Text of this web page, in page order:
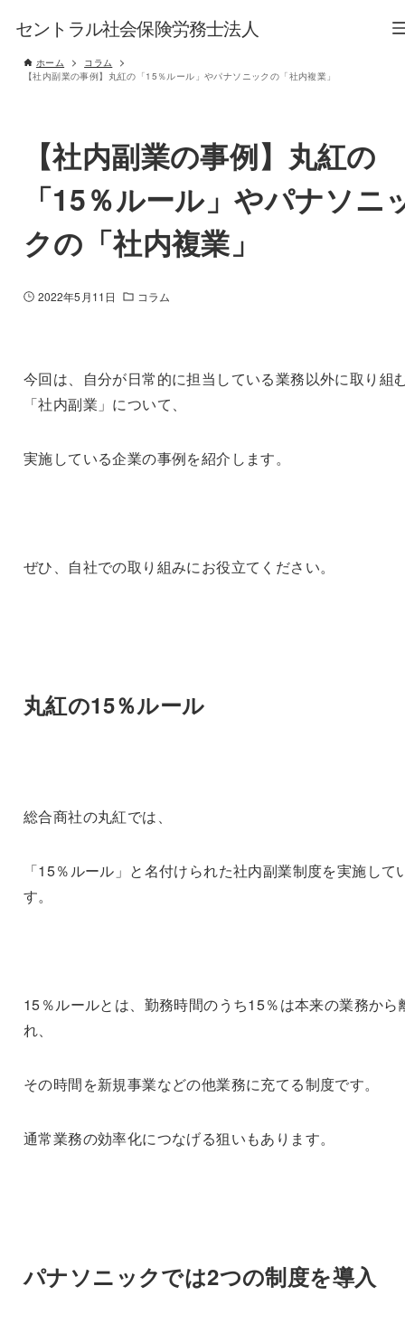
セントラル社会保険労務士法人
ホーム
コラム
【社内副業の事例】丸紅の「15％ルール」やパナソニックの「社内複業」
【社内副業の事例】丸紅の
「15％ルール」やパナソニ
クの「社内複業」
2022年5月11日 コラム
今回は、自分が日常的に担当している業務以外に取り組
「社内副業」について、
実施している企業の事例を紹介します。
ぜひ、自社での取り組みにお役立てください。
丸紅の15％ルール
総合商社の丸紅では、
「15％ルール」と名付けられた社内副業制度を実施して
す。
15％ルールとは、勤務時間のうち15％は本来の業務から
れ、
その時間を新規事業などの他業務に充てる制度です。
通常業務の効率化につなげる狙いもあります。
パナソニックでは2つの制度を導入